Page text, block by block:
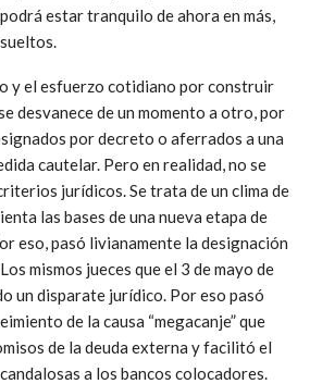
estar tranquilo de ahora en más,
y el esfuerzo cotidiano por construir
desvanece de un momento a otro, por
por decreto o aferrados a una
cautelar. Pero en realidad, no se
jurídicos. Se trata de un clima de
las bases de una nueva etapa de
eso, pasó livianamente la designación
mismos jueces que el 3 de mayo de
un disparate jurídico. Por eso pasó
de la causa “megacanje” que
de la deuda externa y facilitó el
a los bancos colocadores.